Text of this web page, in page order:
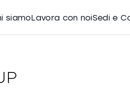
siamoLavora con noiSedi e